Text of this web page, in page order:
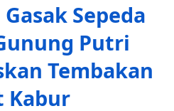
Sepeda
Putri
Tembakan
Kabur